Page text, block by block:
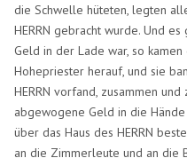
die Schwelle hüteten, legten
HERRN gebracht wurde. Und
Geld in der Lade war, so
Hohepriester herauf, und sie
HERRN vorfand, zusammen
abgewogene Geld in die
über das Haus des HERRN
an die Zimmerleute und an die